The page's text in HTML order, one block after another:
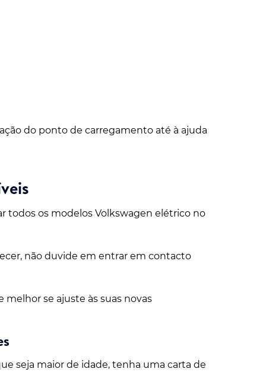
do ponto de carregamento até à ajuda
todos os modelos Volkswagen elétrico no
não duvide em entrar em contacto
se ajuste às suas novas
seja maior de idade, tenha uma carta de